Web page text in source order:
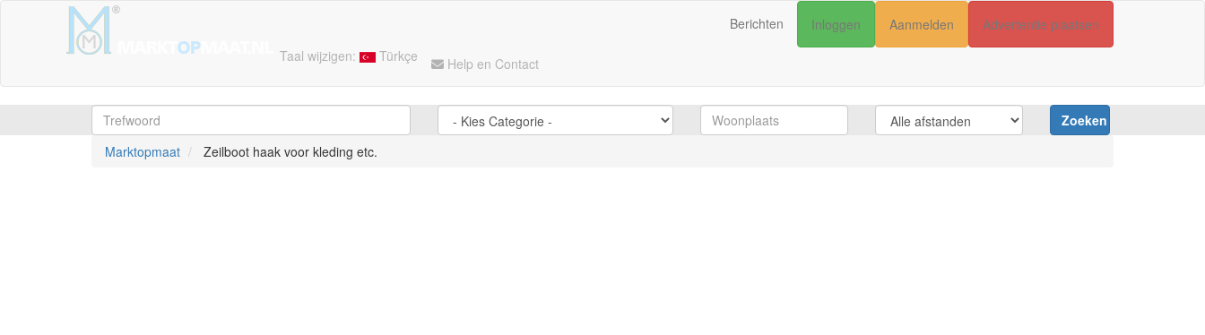
Taal wijzigen: Türkçe Help en Contact
Berichten Inloggen Aanmelden Advertentie plaatsen
Zoeken
Marktopmaat
Zeilboot haak voor kleding etc.